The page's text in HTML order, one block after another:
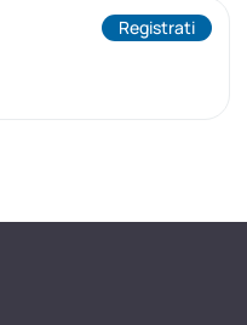
Registrati